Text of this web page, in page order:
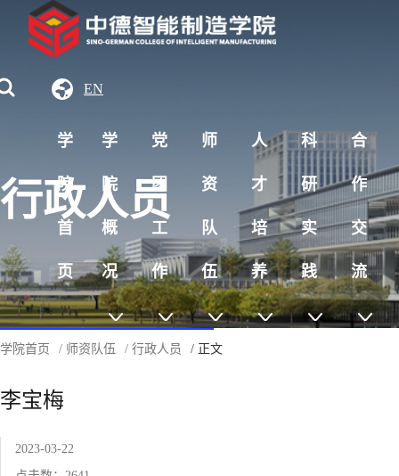
EN
学
院
首
页
学
院
概
况
党
团
工
作
师
资
队
伍
人
才
培
养
科
研
实
践
合
作
交
流
行政人员
学院首页 / 师资队伍 / 行政人员 / 正文
李宝梅
2023-03-22